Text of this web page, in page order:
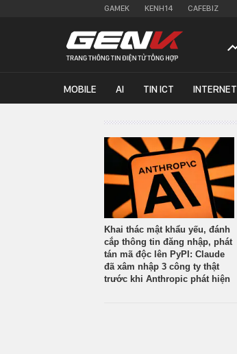
GAMEK KENH14 CAFEBIZ
MOBILE AI TIN ICT INTERNET
Khai thác mật khẩu yếu, đánh
cắp thông tin đăng nhập, phát
tán mã độc lên PyPI: Claude
đã xâm nhập 3 công ty thật
trước khi Anthropic phát hiện